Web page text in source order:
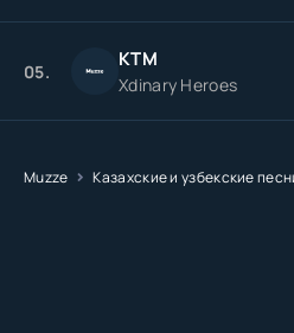
05. KTM
Xdinary Heroes
Muzze Казахские и узбекские